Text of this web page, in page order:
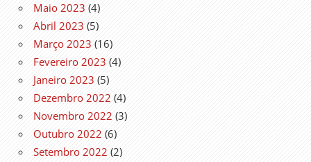
Maio 2023 (4)
Abril 2023 (5)
Março 2023 (16)
Fevereiro 2023 (4)
Janeiro 2023 (5)
Dezembro 2022 (4)
Novembro 2022 (3)
Outubro 2022 (6)
Setembro 2022 (2)